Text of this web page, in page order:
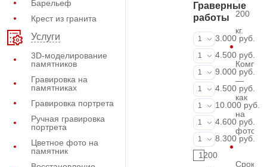
Барельеф
Крест из гранита
Услуги
3D-моделирование
памятников
Гравировка на
памятниках
Гравировка портрета
Ручная гравировка
портрета
Цветное фото на
памятник
Граверные
работы
ФИО и даты
1
3.000 руб.
ФИО и даты
1
4.500 руб.
ФИО и даты
1
9.000 руб.
Портрет
1
4.500 руб.
Портрет
1
10.000 руб.
Фотокерамика
1
4.600 руб.
Фото на
1
8.300 руб.
1200
200
кг.
—
как
на
фото
Срок